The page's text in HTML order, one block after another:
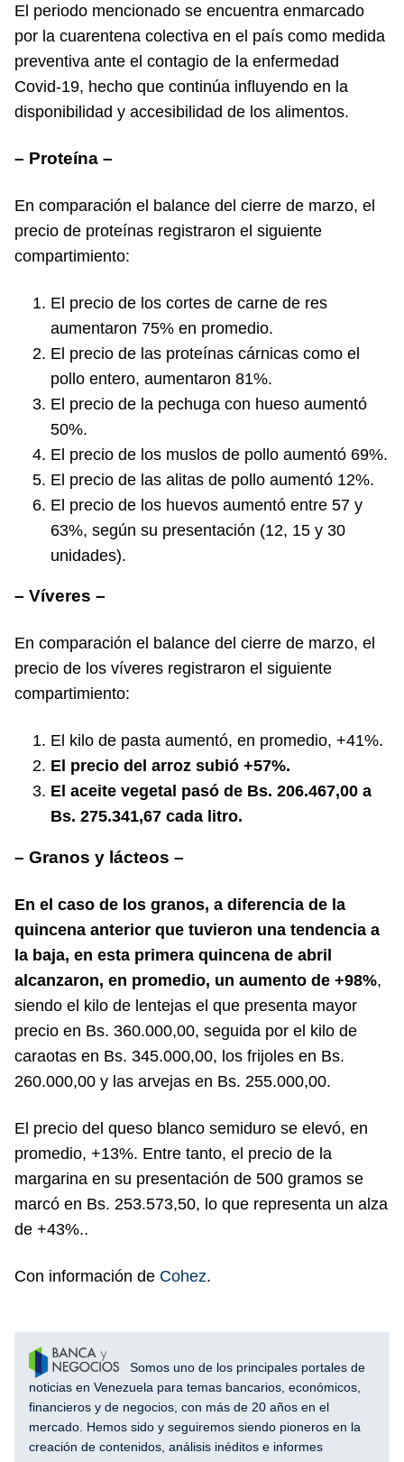
El periodo mencionado se encuentra enmarcado
por la cuarentena colectiva en el país como medida
preventiva ante el contagio de la enfermedad
Covid-19, hecho que continúa influyendo en la
disponibilidad y accesibilidad de los alimentos.
– Proteína –
En comparación el balance del cierre de marzo, el
precio de proteínas registraron el siguiente
compartimiento:
El precio de los cortes de carne de res
aumentaron 75% en promedio.
El precio de las proteínas cárnicas como el
pollo entero, aumentaron 81%.
El precio de la pechuga con hueso aumentó
50%.
El precio de los muslos de pollo aumentó 69%.
El precio de las alitas de pollo aumentó 12%.
El precio de los huevos aumentó entre 57 y
63%, según su presentación (12, 15 y 30
unidades).
– Víveres –
En comparación el balance del cierre de marzo, el
precio de los víveres registraron el siguiente
compartimiento:
El kilo de pasta aumentó, en promedio, +41%.
El precio del arroz subió +57%.
El aceite vegetal pasó de Bs. 206.467,00 a
Bs. 275.341,67 cada litro.
– Granos y lácteos –
En el caso de los granos, a diferencia de la
quincena anterior que tuvieron una tendencia a
la baja, en esta primera quincena de abril
alcanzaron, en promedio, un aumento de +98%,
siendo el kilo de lentejas el que presenta mayor
precio en Bs. 360.000,00, seguida por el kilo de
caraotas en Bs. 345.000,00, los frijoles en Bs.
260.000,00 y las arvejas en Bs. 255.000,00.
El precio del queso blanco semiduro se elevó, en
promedio, +13%. Entre tanto, el precio de la
margarina en su presentación de 500 gramos se
marcó en Bs. 253.573,50, lo que representa un alza
de +43%..
Con información de Cohez.
Somos uno de los principales portales de
noticias en Venezuela para temas bancarios, económicos,
financieros y de negocios, con más de 20 años en el
mercado. Hemos sido y seguiremos siendo pioneros en la
creación de contenidos, análisis inéditos e informes